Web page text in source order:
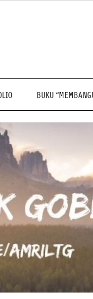
BUKU